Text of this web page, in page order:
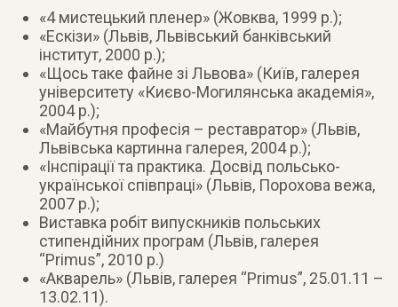
«4 мистецький пленер» (Жовква, 1999 р.);
«Ескізи» (Львів, Львівський банківський
інститут, 2000 р.);
«Щось таке файне зі Львова» (Київ, галерея
університету «Києво-Могилянська академія»,
2004 р.);
«Майбутня професія – реставратор» (Львів,
Львівська картинна галерея, 2004 р.);
«Інспірації та практика. Досвід польсько-
української співпраці» (Львів, Порохова вежа,
2007 р.);
Виставка робіт випускників польських
стипендійних програм (Львів, галерея
“Primus”, 2010 р.)
«Акварель» (Львів, галерея “Primus”, 25.01.11 –
13.02.11).